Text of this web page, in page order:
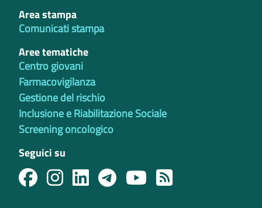
Area stampa
Comunicati stampa
Aree tematiche
Centro giovani
Farmacovigilanza
Gestione del rischio
Inclusione e Riabilitazione Sociale
Screening oncologico
Seguici su